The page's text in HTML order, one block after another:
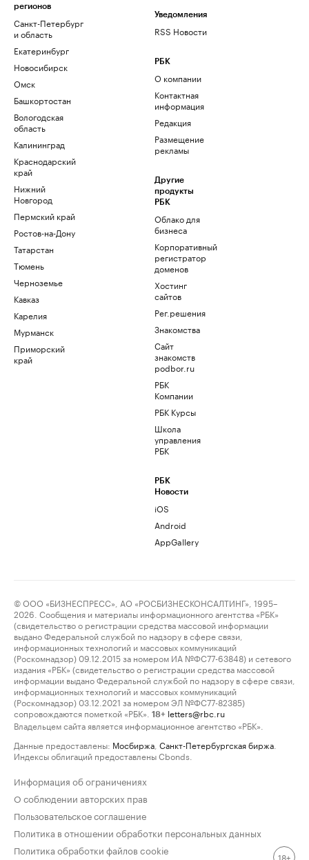
регионов
Санкт-Петербург
и область
Екатеринбург
Новосибирск
Омск
Башкортостан
Вологодская
область
Калининград
Краснодарский
край
Нижний
Новгород
Пермский край
Ростов-на-Дону
Татарстан
Тюмень
Черноземье
Кавказ
Карелия
Мурманск
Приморский
край
Уведомления
RSS Новости
РБК
О компании
Контактная
информация
Редакция
Размещение
рекламы
Другие
продукты
РБК
Облако для
бизнеса
Корпоративный
регистратор
доменов
Хостинг
сайтов
Рег.решения
Знакомства
Сайт
знакомств
podbor.ru
РБК
Компании
РБК Курсы
Школа
управления
РБК
РБК
Новости
iOS
Android
AppGallery
© ООО «БИЗНЕСПРЕСС», АО «РОСБИЗНЕСКОНСАЛТИНГ», 1995–
2026. Сообщения и материалы информационного агентства «РБК»
(свидетельство о регистрации средства массовой информации
выдано Федеральной службой по надзору в сфере связи,
информационных технологий и массовых коммуникаций
(Роскомнадзор) 09.12.2015 за номером ИА №ФС77-63848) и сетевого
издания «РБК» (свидетельство о регистрации средства массовой
информации выдано Федеральной службой по надзору в сфере связи,
информационных технологий и массовых коммуникаций
(Роскомнадзор) 03.12.2021 за номером ЭЛ №ФС77-82385)
сопровождаются пометкой «РБК».
18+ letters@rbc.ru
Владельцем сайта является информационное агентство «РБК».
Данные предоставлены: Мосбиржа Санкт-Петербургская биржа
Индексы облигаций предоставлены Cbonds.
Информация об ограничениях
О соблюдении авторских прав
Пользовательское соглашение
Политика в отношении обработки персональных данных
Политика обработки файлов cookie
18+